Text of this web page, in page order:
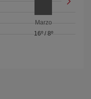
Marzo
16º/ 8º